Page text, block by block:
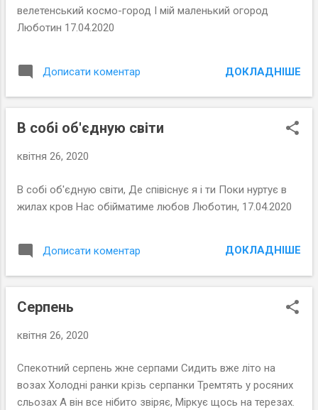
велетенський космо-город І мій маленький огород
Люботин 17.04.2020
Дописати коментар ДОКЛАДНІШЕ
В собі об'єдную світи
квітня 26, 2020
В собі об'єдную світи, Де співіснує я і ти Поки нуртує в
жилах кров Нас обійматиме любов Люботин, 17.04.2020
Дописати коментар ДОКЛАДНІШЕ
Серпень
квітня 26, 2020
Спекотний серпень жне серпами Сидить вже літо на
возах Холодні ранки крізь серпанки Тремтять у росяних
сльозах А він все нібито звіряє, Міркує щось на терезах.